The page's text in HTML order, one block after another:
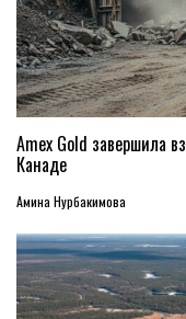
Amex Gold завершила
Канаде
Амина Нурбакимова